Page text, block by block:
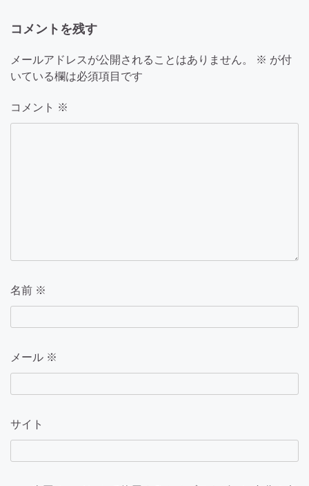
ー
シ
ョ
ン
コメントを残す
メールアドレスが公開されることはありません。 ※ が付
いている欄は必須項目です
コメント ※
名前 ※
メール ※
サイト